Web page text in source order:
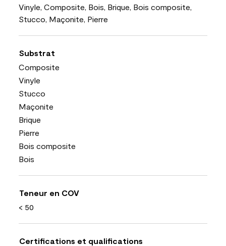
Vinyle, Composite, Bois, Brique, Bois composite,
Stucco, Maçonite, Pierre
Substrat
Composite
Vinyle
Stucco
Maçonite
Brique
Pierre
Bois composite
Bois
Teneur en COV
< 50
Certifications et qualifications